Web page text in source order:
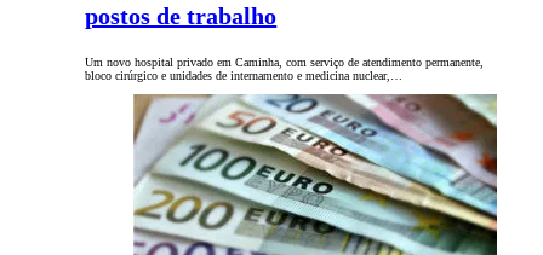
postos de trabalho
Um novo hospital privado em Caminha, com serviço de atendimento permanente,
bloco cirúrgico e unidades de internamento e medicina nuclear,…